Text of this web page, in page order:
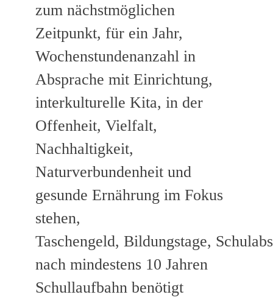
zum nächstmöglichen
Zeitpunkt, für ein Jahr,
Wochenstundenanzahl in
Absprache mit Einrichtung,
interkulturelle Kita, in der
Offenheit, Vielfalt,
Nachhaltigkeit,
Naturverbundenheit und
gesunde Ernährung im Fokus
stehen,
Taschengeld, Bildungstage,
nach mindestens 10 Jahren
Schullaufbahn benötigt